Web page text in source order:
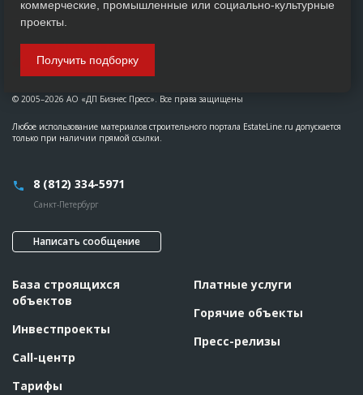
© 2005–2026 АО «ДП Бизнес Пресс». Все права защищены
Любое использование материалов строительного портала EstateLine.ru допускается
только при наличии прямой ссылки.
8 (812) 334-5971
Санкт-Петербург
Написать сообщение
База строящихся
объектов
Инвестпроекты
Call-центр
Тарифы
Платные услуги
Горячие объекты
Пресс-релизы
коммерческие, промышленные или социально-культурные
проекты.
Получить подборку